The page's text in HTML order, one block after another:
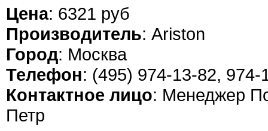
Цена: 6321 руб
Производитель: Ariston
Город: Москва
Телефон: (495) 974-13-82, 974-
Контактное лицо: Менеджер
Петр